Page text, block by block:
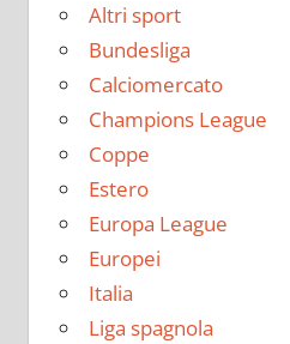
Altri sport
Bundesliga
Calciomercato
Champions League
Coppe
Estero
Europa League
Europei
Italia
Liga spagnola